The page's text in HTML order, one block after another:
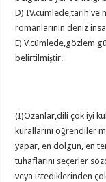
D) IV.cümlede,tarih ve
romanlarının deniz
E) V.cümlede,gözlem
belirtilmiştir.
(I)Ozanlar,dili çok iyi
kurallarını öğrendiler
yapar, en dolgun, en
tuhaflarını seçerler
veya istediklerinden